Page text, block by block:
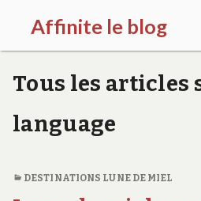
Affinite le blog
e
t
p
u
s
…
Tous les articles
language
DESTINATIONS LUNE DE MIEL